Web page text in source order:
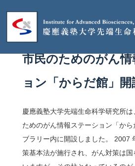
IAB
ニュ
研究
論文/
市民のためのがん
ョン「からだ館」開
慶應義塾大学先端生命科学研究所
ためのがん情報ステーション「か
ブラリー内に開設しました。 2007
策基本法が施行され、がん対策は